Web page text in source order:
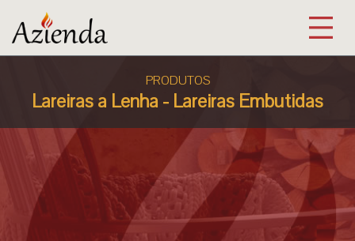
PRODUTOS
Lareiras a Lenha - Lareiras Embutidas